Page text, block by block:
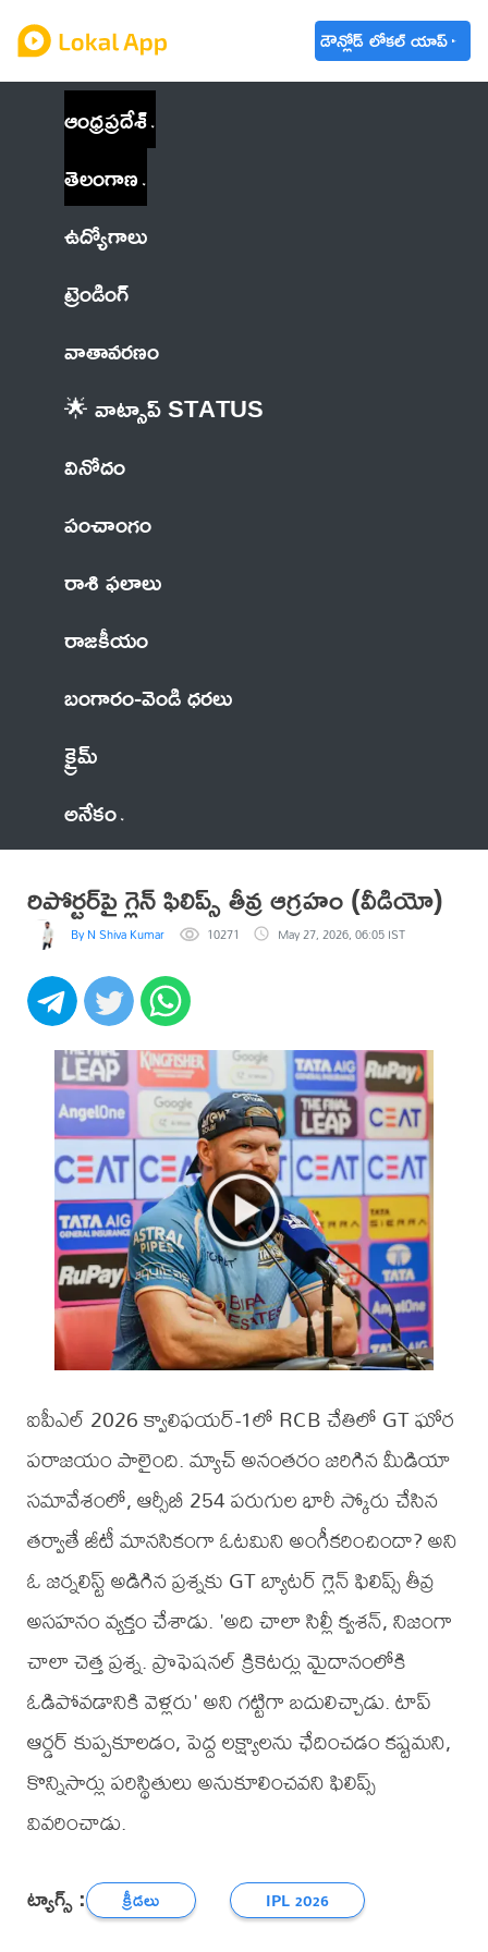
డౌన్లోడ్ లోకల్ యాప్
ఆంధ్రప్రదేశ్
తెలంగాణ
ఉద్యోగాలు
ట్రెండింగ్
వాతావరణం
🌟 వాట్సాప్ STATUS
వినోదం
పంచాంగం
రాశి ఫలాలు
రాజకీయం
బంగారం-వెండి ధరలు
క్రైమ్
అనేకం
రిపోర్టర్‌పై గ్లెన్ ఫిలిప్స్ తీవ్ర ఆగ్రహం (వీడియో)
By N Shiva Kumar 10271 May 27, 2026, 06:05 IST
ఐపీఎల్ 2026 క్వాలిఫయర్-1లో RCB చేతిలో GT ఘోర
పరాజయం పాలైంది. మ్యాచ్ అనంతరం జరిగిన మీడియా
సమావేశంలో, ఆర్సీబీ 254 పరుగుల భారీ స్కోరు చేసిన
తర్వాతే జీటీ మానసికంగా ఓటమిని అంగీకరించిందా? అని
ఓ జర్నలిస్ట్ అడిగిన ప్రశ్నకు GT బ్యాటర్ గ్లెన్ ఫిలిప్స్ తీవ్ర
అసహనం వ్యక్తం చేశాడు. 'అది చాలా సిల్లీ క్వశన్, నిజంగా
చాలా చెత్త ప్రశ్న. ప్రొఫెషనల్ క్రికెటర్లు మైదానంలోకి
ఓడిపోవడానికి వెళ్లరు' అని గట్టిగా బదులిచ్చాడు. టాప్
ఆర్డర్ కుప్పకూలడం, పెద్ద లక్ష్యాలను ఛేదించడం కష్టమని,
కొన్నిసార్లు పరిస్థితులు అనుకూలించవని ఫిలిప్స్
వివరించాడు.
ట్యాగ్స్ : క్రీడలు IPL 2026